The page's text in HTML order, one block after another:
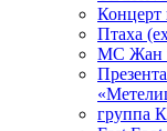
Концерт
Птаха
МС Жан
группа